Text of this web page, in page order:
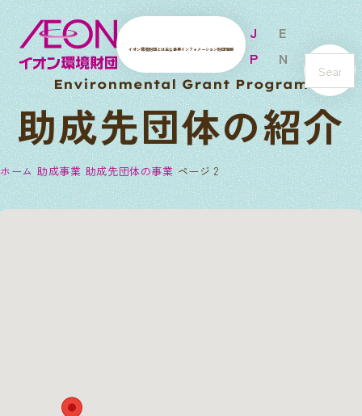
イオン環境財団とは主な事業インフォメーション財団情報
J
P
E
N
s
e
a
r
c
h
Environmental Grant Program
助成先団体の紹介
ホーム 助成事業 助成先団体の事業 ページ 2